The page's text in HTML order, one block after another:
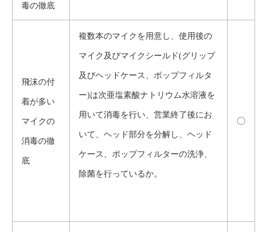
毒の徹底
飛沫の付
着が多い
マイクの
消毒の徹
底
複数本のマイクを用意し、使用後の
マイク及びマイクシールド(グリップ
及びヘッドケース、ポップフィルタ
ー)は次亜塩素酸ナトリウム水溶液を
用いて消毒を行い、営業終了後にお
いて、ヘッド部分を分解し、ヘッド
ケース、ポップフィルターの洗浄、
除菌を行っているか。
〇